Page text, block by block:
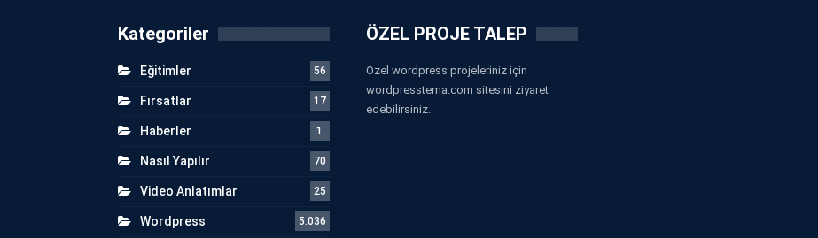
Kategoriler
Eğitimler 56
Fırsatlar 17
Haberler 1
Nasıl Yapılır 70
Video Anlatımlar 25
Wordpress 5.036
ÖZEL PROJE TALEP
Özel wordpress projeleriniz için
wordpresstema.com sitesini ziyaret
edebilirsiniz.